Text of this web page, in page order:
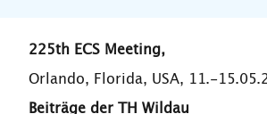
225th ECS Meeting,
Orlando, Florida, USA, 11.-
Beiträge der TH Wildau